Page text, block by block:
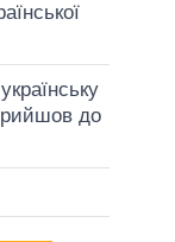
до